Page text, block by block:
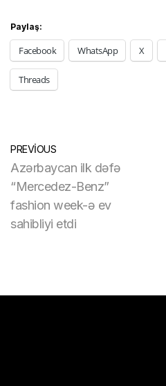
Paylaş:
Facebook WhatsApp X
Threads
PREVIOUS
Azərbaycan ilk dəfə
“Mercedez-Benz”
fashion week-ə ev
sahibliyi etdi